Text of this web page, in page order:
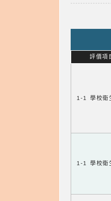
評價項
1-1 學校衛
1-1 學校衛